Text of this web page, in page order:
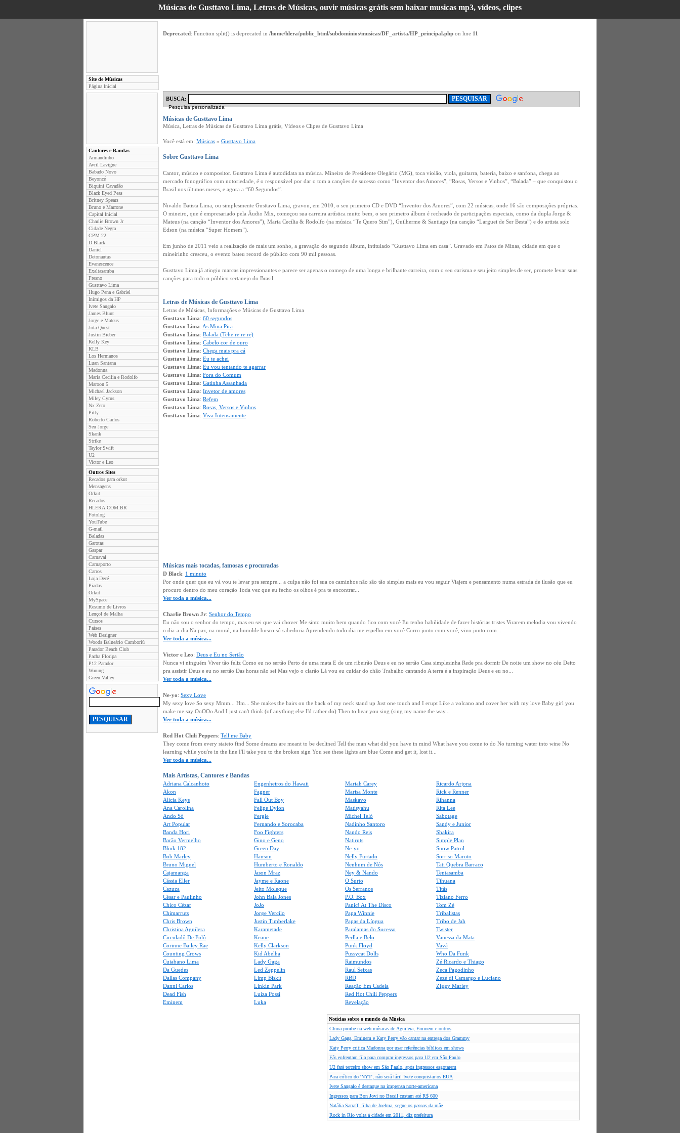
Músicas de Gusttavo Lima, Letras de Músicas, ouvir músicas grátis sem baixar musicas mp3, vídeos, clipes
Site de Músicas
Página Inicial
Cantores e Bandas
Armandinho
Avril Lavigne
Babado Novo
Beyoncé
Biquini Cavadão
Black Eyed Peas
Britney Spears
Bruno e Marrone
Capital Inicial
Charlie Brown Jr
Cidade Negra
CPM 22
D Black
Daniel
Detonautas
Evanescence
Exaltasamba
Fresno
Gusttavo Lima
Hugo Pena e Gabriel
Inimigos da HP
Ivete Sangalo
James Blunt
Jorge e Mateus
Jota Quest
Justin Bieber
Kelly Key
KLB
Los Hermanos
Luan Santana
Madonna
Maria Cecilia e Rodolfo
Maroon 5
Michael Jackson
Miley Cyrus
Nx Zero
Pitty
Roberto Carlos
Seu Jorge
Skank
Strike
Taylor Swift
U2
Victor e Leo
Outros Sites
Recados para orkut
Mensagens
Orkut
Recados
HLERA.COM.BR
Fotolog
YouTube
G-mail
Baladas
Garotas
Gaspar
Carnaval
Carnaporto
Carros
Loja Decé
Piadas
Orkut
MySpace
Resumo de Livros
Lençol de Malha
Cursos
Países
Web Designer
Woods Balneário Camboriú
Parador Beach Club
Pacha Floripa
P12 Parador
Warung
Green Valley
Deprecated: Function split() is deprecated in /home/hlera/public_html/subdominios/musicas/DF_artista/HP_principal.php on line 11
BUSCA:
Pesquisa personalizada
Músicas de Gusttavo Lima
Música, Letras de Músicas de Gusttavo Lima grátis, Vídeos e Clipes de Gusttavo Lima
Você está em: Músicas » Gusttavo Lima
Sobre Gusttavo Lima
Cantor, músico e compositor. Gusttavo Lima é autodidata na música. Mineiro de Presidente Olegário (MG), toca violão, viola, guitarra, bateria, baixo e sanfona, chega ao
mercado fonográfico com notoriedade, é o responsável por dar o tom a canções de sucesso como “Inventor dos Amores”, “Rosas, Versos e Vinhos”, “Balada” – que conquistou o
Brasil nos últimos meses, e agora a “60 Segundos”.
Nivaldo Batista Lima, ou simplesmente Gusttavo Lima, gravou, em 2010, o seu primeiro CD e DVD “Inventor dos Amores”, com 22 músicas, onde 16 são composições próprias.
O mineiro, que é empresariado pela Áudio Mix, começou sua carreira artística muito bem, o seu primeiro álbum é recheado de participações especiais, como da dupla Jorge &
Mateus (na canção “Inventor dos Amores”), Maria Cecília & Rodolfo (na música “Te Quero Sim”), Guilherme & Santiago (na canção “Larguei de Ser Besta”) e do artista solo
Edson (na música “Super Homem”).
Em junho de 2011 veio a realização de mais um sonho, a gravação do segundo álbum, intitulado “Gusttavo Lima em casa”. Gravado em Patos de Minas, cidade em que o
mineirinho cresceu, o evento bateu record de público com 90 mil pessoas.
Gusttavo Lima já atingiu marcas impressionantes e parece ser apenas o começo de uma longa e brilhante carreira, com o seu carisma e seu jeito simples de ser, promete levar suas
canções para todo o público sertanejo do Brasil.
Letras de Músicas de Gusttavo Lima
Letras de Músicas, Informações e Músicas de Gusttavo Lima
Gusttavo Lima: 60 segundos
Gusttavo Lima: As Mina Pira
Gusttavo Lima: Balada (Tche re re re)
Gusttavo Lima: Cabelo cor de ouro
Gusttavo Lima: Chega mais pra cá
Gusttavo Lima: Eu te achei
Gusttavo Lima: Eu vou tentando te agarrar
Gusttavo Lima: Fora do Comum
Gusttavo Lima: Gatinha Assanhada
Gusttavo Lima: Invetor de amores
Gusttavo Lima: Refem
Gusttavo Lima: Rosas, Versos e Vinhos
Gusttavo Lima: Viva Intensamente
Músicas mais tocadas, famosas e procuradas
D Black: 1 minuto
Por onde quer que eu vá vou te levar pra sempre... a culpa não foi sua os caminhos não são tão simples mais eu vou seguir Viajem e pensamento numa estrada de ilusão que eu
procuro dentro do meu coração Toda vez que eu fecho os olhos é pra te encontrar...
Ver toda a música...
Charlie Brown Jr: Senhor do Tempo
Eu não sou o senhor do tempo, mas eu sei que vai chover Me sinto muito bem quando fico com você Eu tenho habilidade de fazer histórias tristes Virarem melodia vou vivendo
o dia-a-dia Na paz, na moral, na humilde busco só sabedoria Aprendendo todo dia me espelho em você Corro junto com você, vivo junto com...
Ver toda a música...
Victor e Leo: Deus e Eu no Sertão
Nunca vi ninguém Viver tão feliz Como eu no sertão Perto de uma mata E de um ribeirão Deus e eu no sertão Casa simplesinha Rede pra dormir De noite um show no céu Deito
pra assistir Deus e eu no sertão Das horas não sei Mas vejo o clarão Lá vou eu cuidar do chão Trabalho cantando A terra é a inspiração Deus e eu no...
Ver toda a música...
Ne-yo: Sexy Love
My sexy love So sexy Mmm... Hm... She makes the hairs on the back of my neck stand up Just one touch and I erupt Like a volcano and cover her with my love Baby girl you
make me say OoOOo And I just can't think (of anything else I'd rather do) Then to hear you sing (sing my name the way...
Ver toda a música...
Red Hot Chili Peppers: Tell me Baby
They come from every stateto find Some dreams are meant to be declined Tell the man what did you have in mind What have you come to do No turning water into wine No
learning while you're in the line I'll take you to the broken sign You see these lights are blue Come and get it, lost it...
Ver toda a música...
Mais Artistas, Cantores e Bandas
Adriana Calcanhoto
Akon
Alicia Keys
Ana Carolina
Ando Só
Art Popular
Banda Hori
Barão Vermelho
Blink 182
Bob Marley
Bruno Miguel
Cajamanga
Cássia Eller
Cazuza
César e Paulinho
Chico Cézar
Chimarruts
Chris Brown
Christina Aguilera
Circuladô De Fulô
Corinne Bailey Rae
Counting Crows
Cuiabano Lima
Da Guedes
Dallas Company
Danni Carlos
Dead Fish
Eminem
Engenheiros do Hawaii
Fagner
Fall Out Boy
Felipe Dylon
Fergie
Fernando e Sorocaba
Foo Fighters
Gino e Geno
Green Day
Hanson
Humberto e Ronaldo
Jason Mraz
Jayme e Raone
Jeito Moleque
John Bala Jones
JoJo
Jorge Vercilo
Justin Timberlake
Karametade
Keane
Kelly Clarkson
Kid Abelha
Lady Gaga
Led Zeppelin
Limp Biskit
Linkin Park
Luiza Possi
Luka
Mariah Carey
Marisa Monte
Maskavo
Matisyahu
Michel Teló
Nadinho Santoro
Nando Reis
Natiruts
Ne-yo
Nelly Furtado
Nenhum de Nós
Ney & Nando
O Surto
Os Serranos
P.O. Box
Panic! At The Disco
Papa Winnie
Papas da Língua
Paralamas do Sucesso
Perlla e Belo
Punk Floyd
Pussycat Dolls
Raimundos
Raul Seixas
RBD
Reação Em Cadeia
Red Hot Chili Peppers
Revelação
Ricardo Arjona
Rick e Renner
Rihanna
Rita Lee
Sabotage
Sandy e Junior
Shakira
Simple Plan
Snow Patrol
Sorriso Maroto
Tati Quebra Barraco
Tentasamba
Tihuana
Titãs
Tiziano Ferro
Tom Zé
Tribalistas
Tribo de Jah
Twister
Vanessa da Mata
Vavá
Who Da Funk
Zé Ricardo e Thiago
Zeca Pagodinho
Zezé di Camargo e Luciano
Ziggy Marley
Notícias sobre o mundo da Música
China proibe na web músicas de Aguilera, Eminem e outros
Lady Gaga, Eminem e Katy Perry vão cantar na entrega dos Grammy
Katy Perry critica Madonna por usar referências bíblicas em shows
Fãs enfrentam fila para comprar ingressos para U2 em São Paulo
U2 fará terceiro show em São Paulo, após ingressos esgotarem
Para crítico do 'NYT', não será fácil Ivete conquistar os EUA
Ivete Sangalo é destaque na imprensa norte-americana
Ingressos para Bon Jovi no Brasil custam até R$ 600
Natália Sarraff, filha de Joelma, segue os passos da mãe
Rock in Rio volta à cidade em 2011, diz prefeitura